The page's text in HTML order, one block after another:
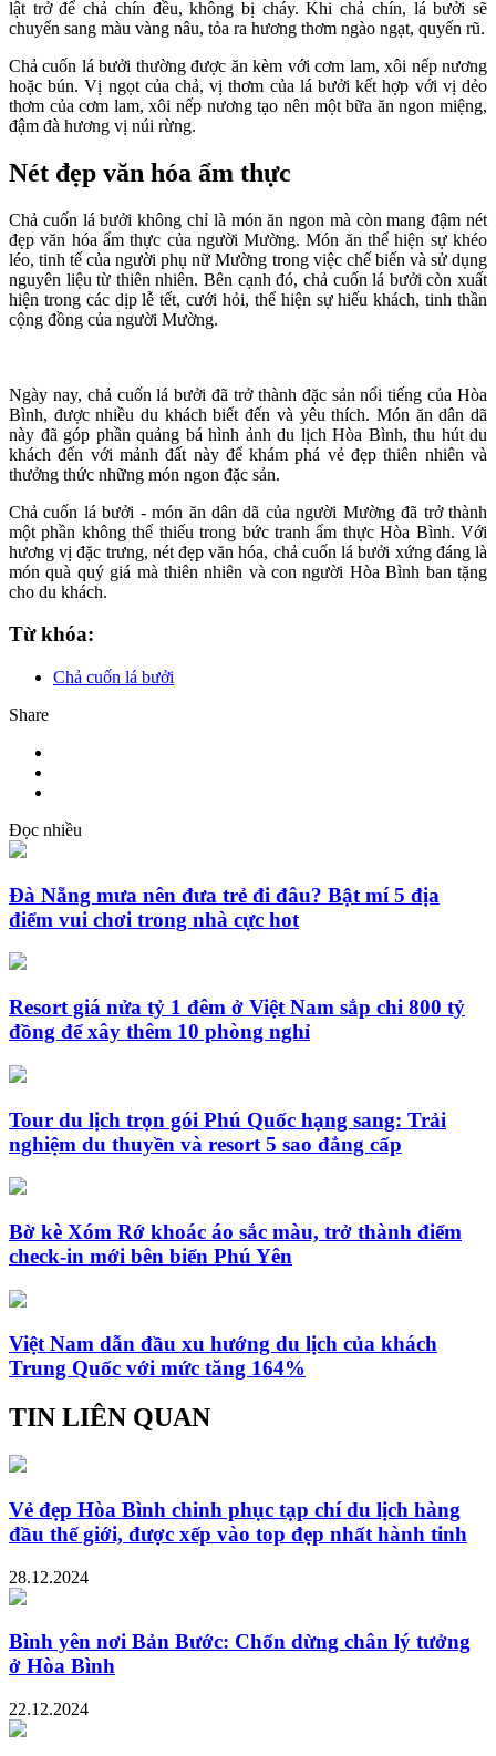
lật trở để chả chín đều, không bị cháy. Khi chả chín, lá bưởi sẽ
chuyển sang màu vàng nâu, tỏa ra hương thơm ngào ngạt, quyến rũ.
Chả cuốn lá bưởi thường được ăn kèm với cơm lam, xôi nếp nương
hoặc bún. Vị ngọt của chả, vị thơm của lá bưởi kết hợp với vị dẻo
thơm của cơm lam, xôi nếp nương tạo nên một bữa ăn ngon miệng,
đậm đà hương vị núi rừng.
Nét đẹp văn hóa ẩm thực
Chả cuốn lá bưởi không chỉ là món ăn ngon mà còn mang đậm nét
đẹp văn hóa ẩm thực của người Mường. Món ăn thể hiện sự khéo
léo, tinh tế của người phụ nữ Mường trong việc chế biến và sử dụng
nguyên liệu từ thiên nhiên. Bên cạnh đó, chả cuốn lá bưởi còn xuất
hiện trong các dịp lễ tết, cưới hỏi, thể hiện sự hiếu khách, tinh thần
cộng đồng của người Mường.
Ngày nay, chả cuốn lá bưởi đã trở thành đặc sản nổi tiếng của Hòa
Bình, được nhiều du khách biết đến và yêu thích. Món ăn dân dã
này đã góp phần quảng bá hình ảnh du lịch Hòa Bình, thu hút du
khách đến với mảnh đất này để khám phá vẻ đẹp thiên nhiên và
thưởng thức những món ngon đặc sản.
Chả cuốn lá bưởi - món ăn dân dã của người Mường đã trở thành
một phần không thể thiếu trong bức tranh ẩm thực Hòa Bình. Với
hương vị đặc trưng, nét đẹp văn hóa, chả cuốn lá bưởi xứng đáng là
món quà quý giá mà thiên nhiên và con người Hòa Bình ban tặng
cho du khách.
Từ khóa:
Chả cuốn lá bưởi
Share
Đọc nhiều
Đà Nẵng mưa nên đưa trẻ đi đâu? Bật mí 5 địa
điểm vui chơi trong nhà cực hot
Resort giá nửa tỷ 1 đêm ở Việt Nam sắp chi 800 tỷ
đồng để xây thêm 10 phòng nghỉ
Tour du lịch trọn gói Phú Quốc hạng sang: Trải
nghiệm du thuyền và resort 5 sao đẳng cấp
Bờ kè Xóm Rớ khoác áo sắc màu, trở thành điểm
check-in mới bên biển Phú Yên
Việt Nam dẫn đầu xu hướng du lịch của khách
Trung Quốc với mức tăng 164%
TIN LIÊN QUAN
Vẻ đẹp Hòa Bình chinh phục tạp chí du lịch hàng
đầu thế giới, được xếp vào top đẹp nhất hành tinh
28.12.2024
Bình yên nơi Bản Bước: Chốn dừng chân lý tưởng
ở Hòa Bình
22.12.2024